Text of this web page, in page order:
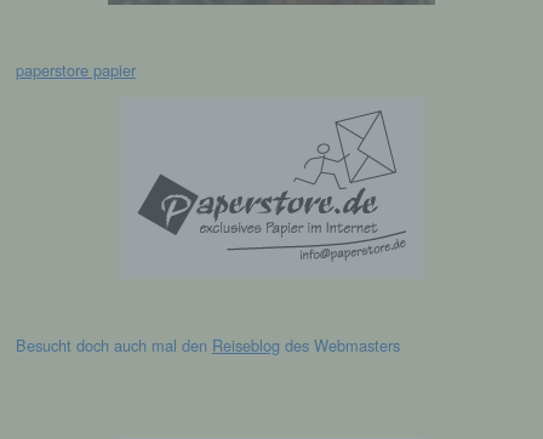
paperstore papier
Besucht doch auch mal den Reiseblog des Webmasters
und technischen und organisatorischen
einer identifizierten oder identifizierbaren
g) Verantwortlicher oder für die
Verarbeitung Verantwortlicher
Verantwortlicher oder für die Verarbeitung
gemeinsam mit anderen über die Zwecke